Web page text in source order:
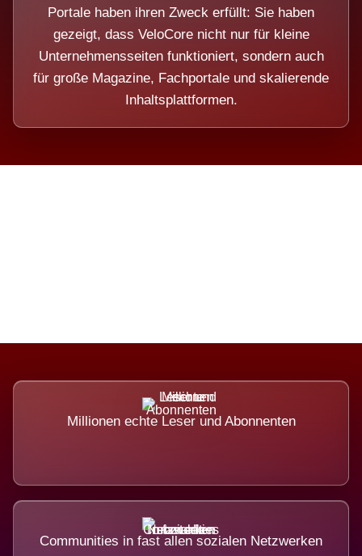
Portale haben ihren Zweck erfüllt: Sie haben
gezeigt, dass VeloCore nicht nur für kleine
Unternehmensseiten funktioniert, sondern auch
für große Magazine, Fachportale und skalierende
Inhaltsplattformen.
Millionen echte Leser und Abonnenten
Communities in fast allen sozialen Netzwerken